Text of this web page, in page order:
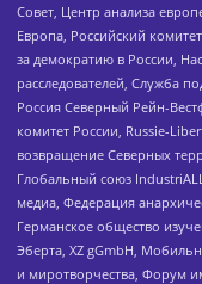
Совет, Центр анализа
Европа, Российский
за демократию в России,
расследователей, Служба
Россия Северный Рейн-
комитет России, Russie-
возвращение Северных
Глобальный союз
медиа, Федерация
Германское общество
Эберта, XZ gGmbH,
и миротворчества, Форум